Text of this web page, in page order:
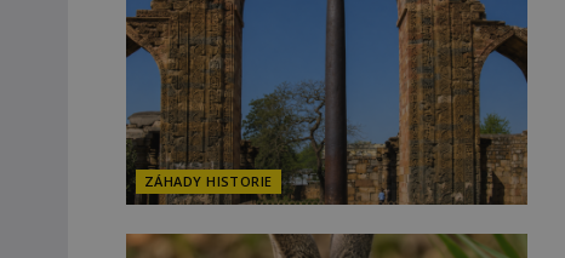
ZÁHADY HISTORIE